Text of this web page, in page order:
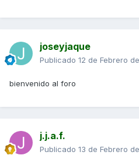
joseyjaque
Publicado 12 de Febrero
bienvenido al foro
j.j.a.f.
Publicado 13 de Febrero